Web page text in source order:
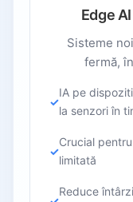
Edge
Sisteme
fermă,
IA pe
la senzori în
Crucial
limitată
Reduce